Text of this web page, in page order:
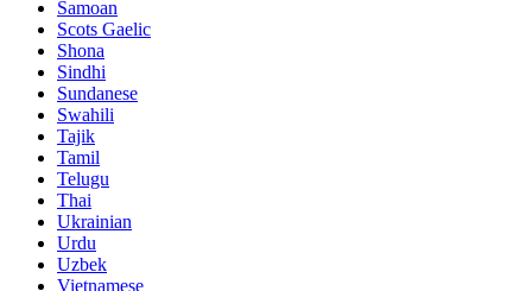
Samoan
Scots Gaelic
Shona
Sindhi
Sundanese
Swahili
Tajik
Tamil
Telugu
Thai
Ukrainian
Urdu
Uzbek
Vietnamese